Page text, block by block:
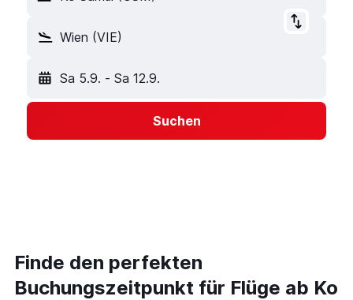
Wien (VIE)
Sa 5.9. - Sa 12.9.
Suchen
Finde den perfekten
Buchungszeitpunkt für Flüge ab Ko